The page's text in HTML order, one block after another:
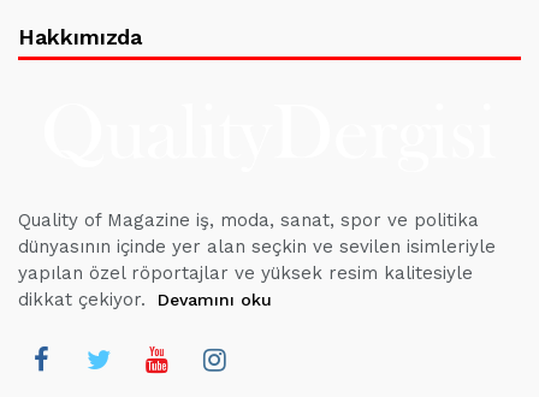
Hakkımızda
Quality of Magazine iş, moda, sanat, spor ve politika
dünyasının içinde yer alan seçkin ve sevilen isimleriyle
yapılan özel röportajlar ve yüksek resim kalitesiyle
dikkat çekiyor.
Devamını oku